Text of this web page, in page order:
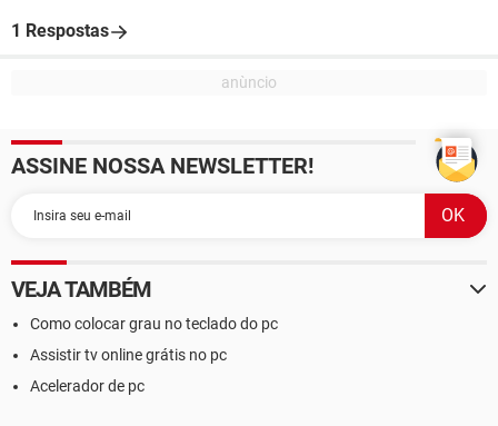
1 Respostas
ASSINE NOSSA NEWSLETTER!
VEJA TAMBÉM
Como colocar grau no teclado do pc
Assistir tv online grátis no pc
Acelerador de pc